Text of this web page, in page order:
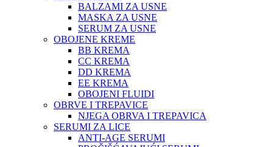
BALZAMI ZA USNE
MASKA ZA USNE
SERUM ZA USNE
OBOJENE KREME
BB KREMA
CC KREMA
DD KREMA
EE KREMA
OBOJENI FLUIDI
OBRVE I TREPAVICE
NJEGA OBRVA I TREPAVICA
SERUMI ZA LICE
ANTI-AGE SERUMI